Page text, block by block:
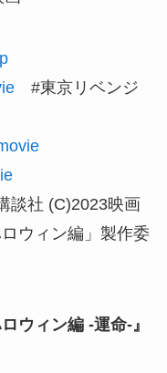
#東京リベンジ
談社 (C)2023映画
ウィン編」製作委
ウィン編 -運命-』